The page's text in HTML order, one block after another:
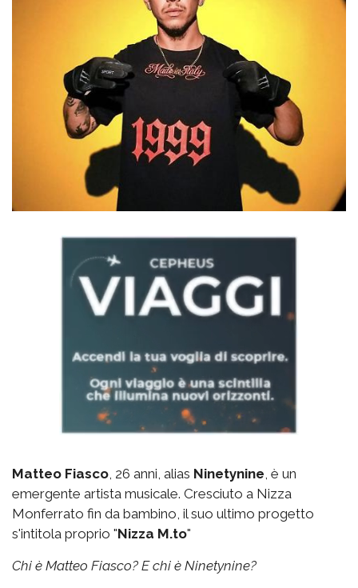
Matteo Fiasco , 26 anni, alias Ninetynine , è un
emergente artista musicale. Cresciuto a Nizza
Monferrato fin da bambino, il suo ultimo progetto
s'intitola proprio "Nizza M.to"
Chi è Matteo Fiasco? E chi è Ninetynine?